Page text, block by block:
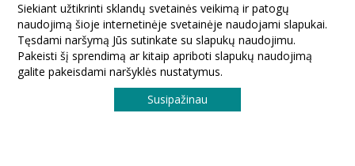
Siekiant užtikrinti sklandų svetainės veikimą ir patogų
naudojimą šioje internetinėje svetainėje naudojami slapukai.
Tęsdami naršymą Jūs sutinkate su slapukų naudojimu.
Pakeisti šį sprendimą ar kitaip apriboti slapukų naudojimą
galite pakeisdami naršyklės nustatymus.
Susipažinau